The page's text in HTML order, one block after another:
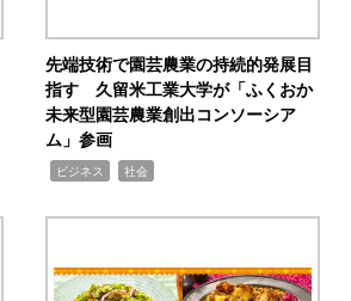
先端技術で園芸農業の持続的発展目
指す 久留米工業大学が「ふくおか
未来型園芸農業創出コンソーシア
ム」参画
ビジネス 社会